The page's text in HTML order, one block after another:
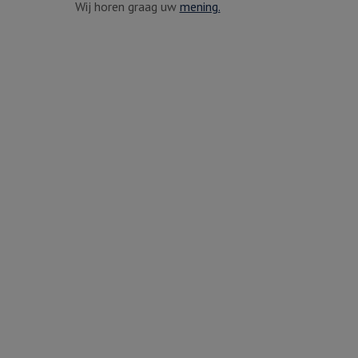
Wij horen graag uw mening.